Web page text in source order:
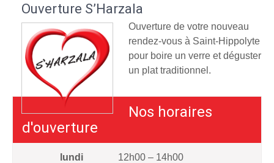
Ouverture S’Harzala
Ouverture de votre nouveau
rendez-vous à Saint-Hippolyte
pour boire un verre et déguster
un plat traditionnel.
Nos horaires
d'ouverture
lundi
12h00 – 14h00